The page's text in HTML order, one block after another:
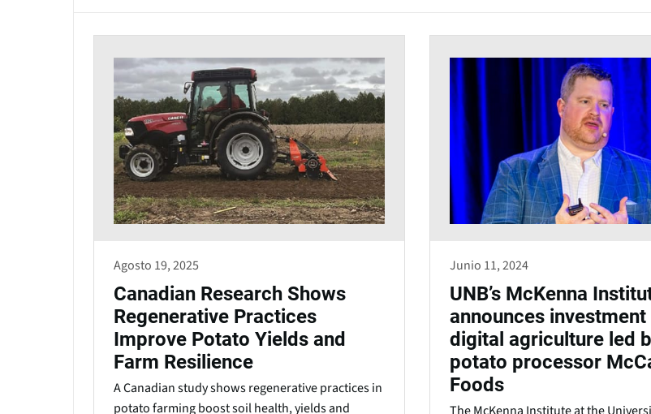
Agosto 19, 2025
Canadian Research Shows
Regenerative Practices
Improve Potato Yields and
Farm Resilience
A Canadian study shows regenerative practices in
potato farming boost soil health, yields and
Junio 11, 2024
UNB’s McKenna
announces investment
digital agriculture led
potato processor
Foods